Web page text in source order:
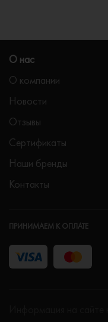
О нас
О компании
Новости
Отзывы
Сертификаты
Наши бренды
Контакты
ПРИНИМАЕМ К ОПЛАТЕ